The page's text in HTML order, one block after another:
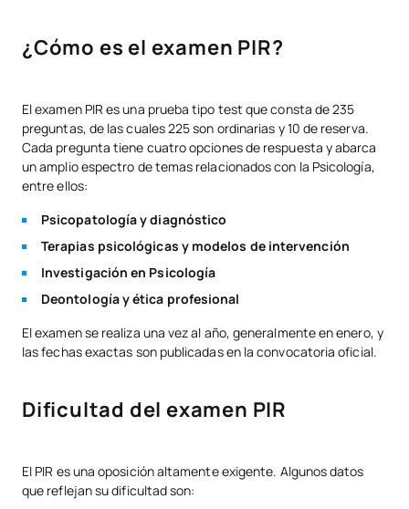
¿Cómo es el examen PIR?
El examen PIR es una prueba tipo test que consta de 235
preguntas, de las cuales 225 son ordinarias y 10 de reserva.
Cada pregunta tiene cuatro opciones de respuesta y abarca
un amplio espectro de temas relacionados con la Psicología,
entre ellos:
Psicopatología y diagnóstico
Terapias psicológicas y modelos de intervención
Investigación en Psicología
Deontología y ética profesional
El examen se realiza una vez al año, generalmente en enero, y
las fechas exactas son publicadas en la convocatoria oficial.
Dificultad del examen PIR
El PIR es una oposición altamente exigente. Algunos datos
que reflejan su dificultad son: